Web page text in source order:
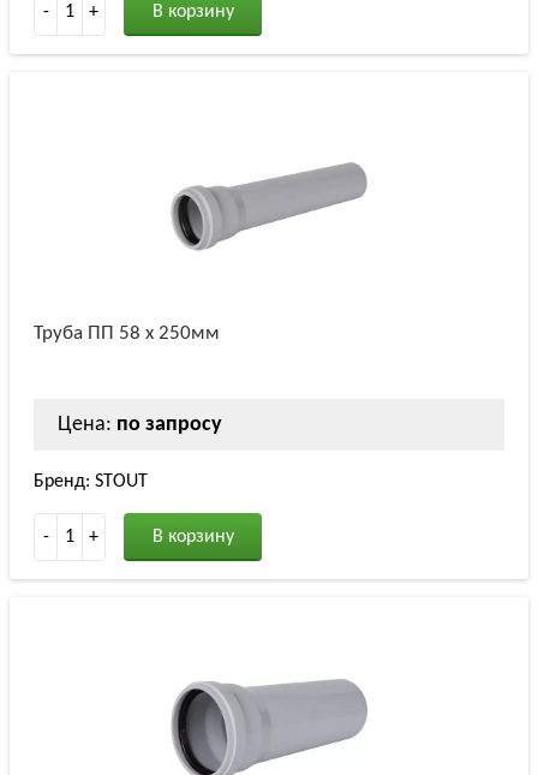
- 1 + В корзину
Труба ПП 58 х 250мм
Цена: по запросу
Бренд: STOUT
- 1 + В корзину